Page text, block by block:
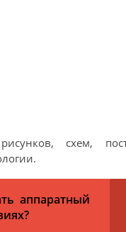
схем,
аппаратный